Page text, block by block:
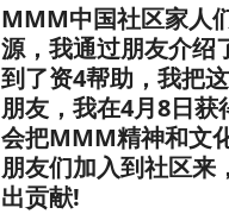
MMM中国社区家人
源，我通过朋友介
到了资4帮助，我把
朋友，我在4月8日
会把MMM精神和文
朋友们加入到社区来
出贡献!